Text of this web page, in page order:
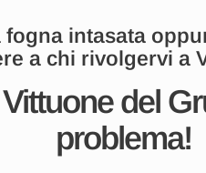
intasata
a chi rivolgervi a
del
problema!